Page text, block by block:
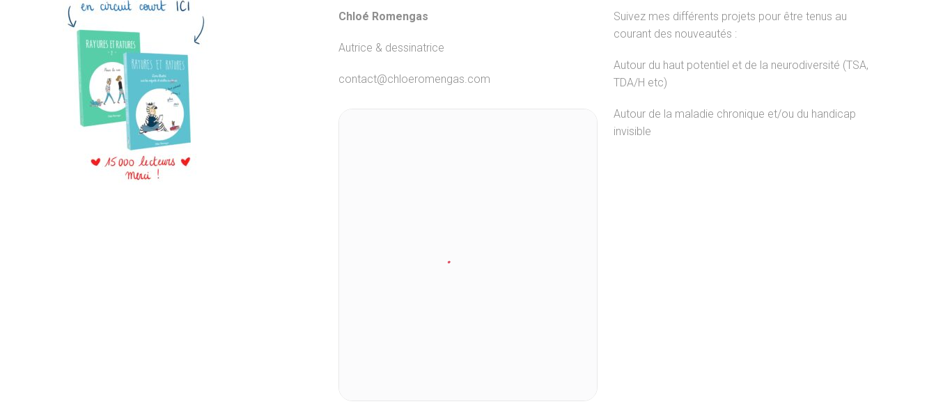
Chloé Romengas
Autrice & dessinatrice
contact@chloeromengas.com
Suivez mes différents projets pour être tenus au
courant des nouveautés :
Autour du haut potentiel et de la neurodiversité (TSA,
TDA/H etc)
Autour de la maladie chronique et/ou du handicap
invisible